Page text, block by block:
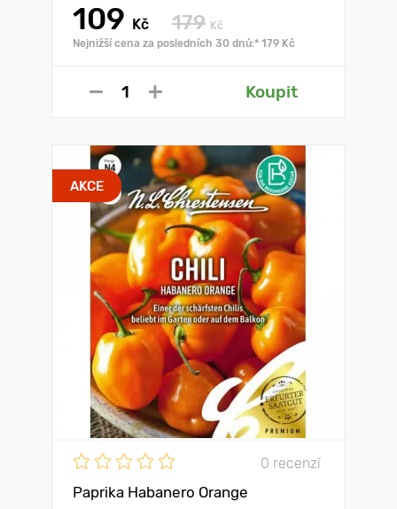
109 Kč 179 Kč
Nejnižší cena za posledních 30 dnů:* 179 Kč
Koupit
AKCE
0 recenzí
Paprika Habanero Orange